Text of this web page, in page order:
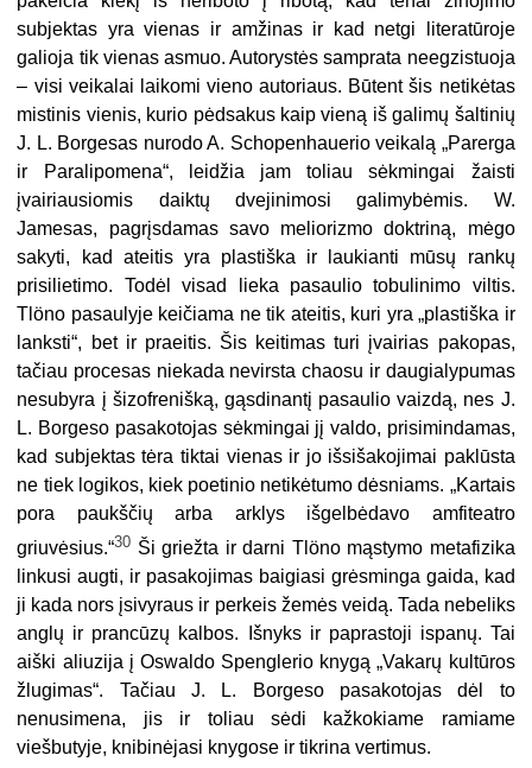
subjektas yra vienas ir amžinas ir kad netgi literatūroje
galioja tik vienas asmuo. Autorystės samprata neegzistuoja
– visi veikalai laikomi vieno autoriaus. Būtent šis netikėtas
mistinis vienis, kurio pėdsakus kaip vieną iš galimų šaltinių
J. L. Borgesas nurodo A. Schopenhauerio veikalą „Parerga
ir Paralipomena“, leidžia jam toliau sėkmingai žaisti
įvairiausiomis daiktų dvejinimosi galimybėmis. W.
Jamesas, pagrįsdamas savo meliorizmo doktriną, mėgo
sakyti, kad ateitis yra plastiška ir laukianti mūsų rankų
prisilietimo. Todėl visad lieka pasaulio tobulinimo viltis.
Tlöno pasaulyje keičiama ne tik ateitis, kuri yra „plastiška ir
lanksti“, bet ir praeitis. Šis keitimas turi įvairias pakopas,
tačiau procesas niekada nevirsta chaosu ir daugialypumas
nesubyra į šizofrenišką, gąsdinantį pasaulio vaizdą, nes J.
L. Borgeso pasakotojas sėkmingai jį valdo, prisimindamas,
kad subjektas tėra tiktai vienas ir jo išsišakojimai paklūsta
ne tiek logikos, kiek poetinio netikėtumo dėsniams. „Kartais
pora paukščių arba arklys išgelbėdavo amfiteatro
griuvėsius.“30 Ši griežta ir darni Tlöno mąstymo metafizika
linkusi augti, ir pasakojimas baigiasi grėsminga gaida, kad
ji kada nors įsivyraus ir perkeis žemės veidą. Tada nebeliks
anglų ir prancūzų kalbos. Išnyks ir paprastoji ispanų. Tai
aiški aliuzija į Oswaldo Spenglerio knygą „Vakarų kultūros
žlugimas“. Tačiau J. L. Borgeso pasakotojas dėl to
nenusimena, jis ir toliau sėdi kažkokiame ramiame
viešbutyje, knibinėjasi knygose ir tikrina vertimus.